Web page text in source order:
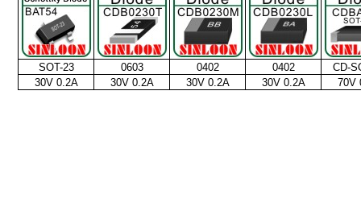
SOT-23 0603 0402 0402
CD-
30V 0.2A
30V 0.2A 30V 0.2A 30V 0.2A 70V